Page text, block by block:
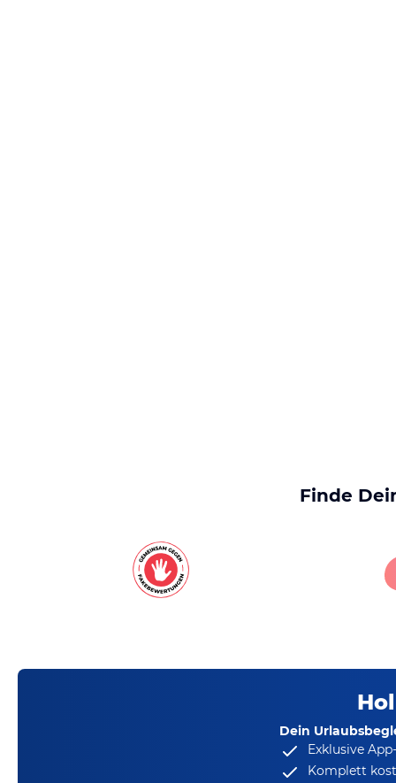
Finde
Dein
Exklusive
Komplett